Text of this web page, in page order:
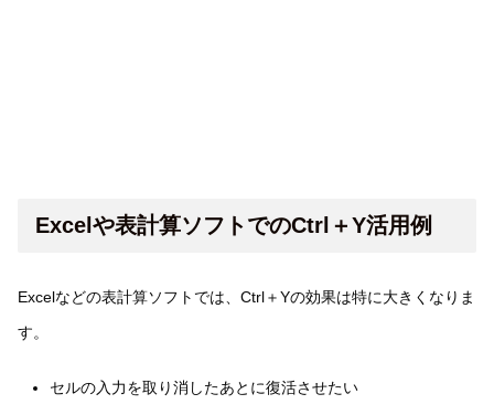
Excelや表計算ソフトでのCtrl＋Y活用例
Excelなどの表計算ソフトでは、Ctrl＋Yの効果は特に大きくなりま
す。
セルの入力を取り消したあとに復活させたい